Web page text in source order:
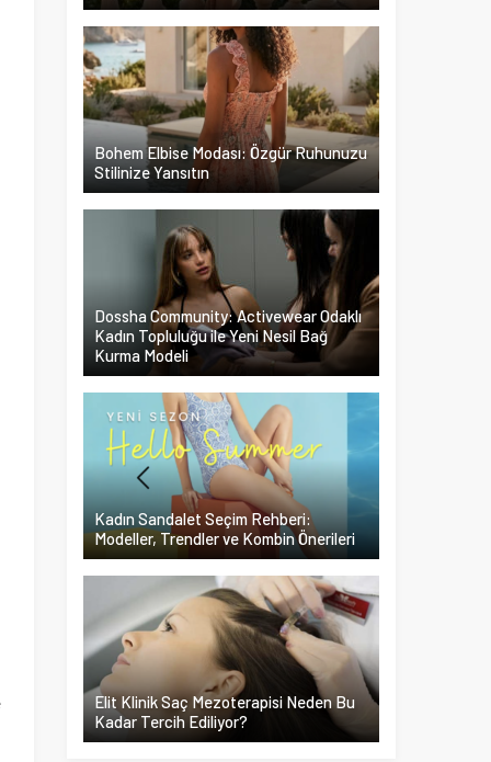
Bohem Elbise Modası: Özgür Ruhunuzu
Stilinize Yansıtın
Dossha Community: Activewear Odaklı
Kadın Topluluğu ile Yeni Nesil Bağ
Kurma Modeli
Kadın Sandalet Seçim Rehberi:
Modeller, Trendler ve Kombin Önerileri
Elit Klinik Saç Mezoterapisi Neden Bu
Kadar Tercih Ediliyor?